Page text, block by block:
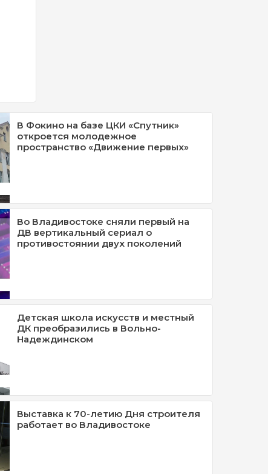
В Фокино на базе ЦКИ «Спутник»
откроется молодежное
пространство «Движение первых»
Во Владивостоке сняли первый на
ДВ вертикальный сериал о
противостоянии двух поколений
Детская школа искусств и местный
ДК преобразились в Вольно-
Надеждинском
Выставка к 70-летию Дня строителя
работает во Владивостоке